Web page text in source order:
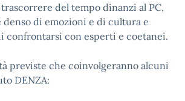
del tempo dinanzi al PC,
denso di emozioni e di cultura e
confrontarsi con esperti e coetanei.
previste che coinvolgeranno alcuni
DENZA: